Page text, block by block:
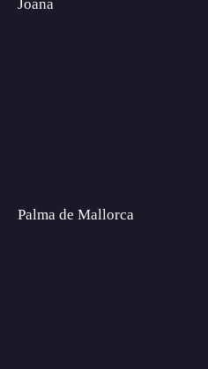
Joana
Palma de Mallorca